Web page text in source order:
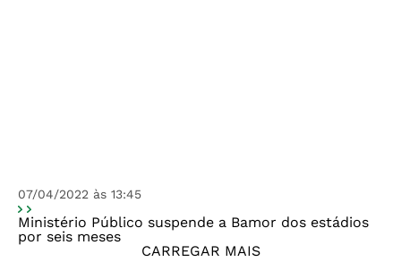
07/04/2022 às 13:45
Ministério Público suspende a Bamor dos estádios
por seis meses
CARREGAR MAIS